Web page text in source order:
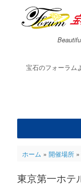
宝石のフォーラム
ホーム » 開催場所»
東京第一ホテ